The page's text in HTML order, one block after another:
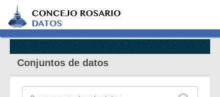
Conjuntos de datos